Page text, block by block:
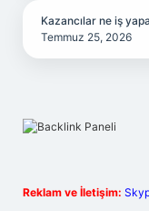
Kazancılar ne iş
Temmuz 25, 2026
Reklam ve İletişim: